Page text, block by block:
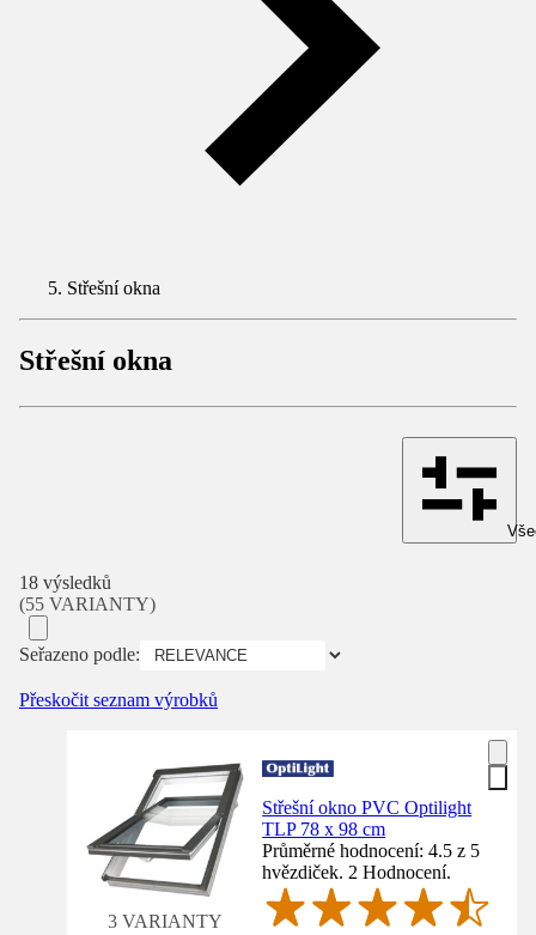
Střešní okna
Střešní okna
18 výsledků
(55 VARIANTY)
Seřazeno podle:
Přeskočit seznam výrobků
3 VARIANTY
Střešní okno PVC Optilight
TLP 78 x 98 cm
Průměrné hodnocení: 4.5 z 5
hvězdiček. 2 Hodnocení.